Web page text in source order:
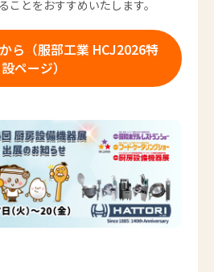
ことをおすすめいたします。
ら（服部工業 HCJ2026特
設ページ）